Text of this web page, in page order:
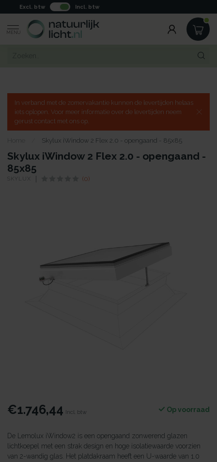
Excl. btw Incl. btw
MENU
In verband met de zomervakantie kunnen de levertijden helaas
iets oplopen. Voor meer informatie over de levertijden neem
gerust contact met ons op.
Home Skylux iWindow 2 Flex 2.0 - opengaand - 85x85
Skylux iWindow 2 Flex 2.0 - opengaand -
85x85
SKYLUX (0)
€1.746,44 Incl. btw Op voorraad
De Lemolux iWindow2 is een opengaand zonwerend glazen
lichtkoepel met een strak design en hoge isolatiewaarde voorzien
van 2-wandig glas. Het platdakraam heeft een U-waarde van 1.0